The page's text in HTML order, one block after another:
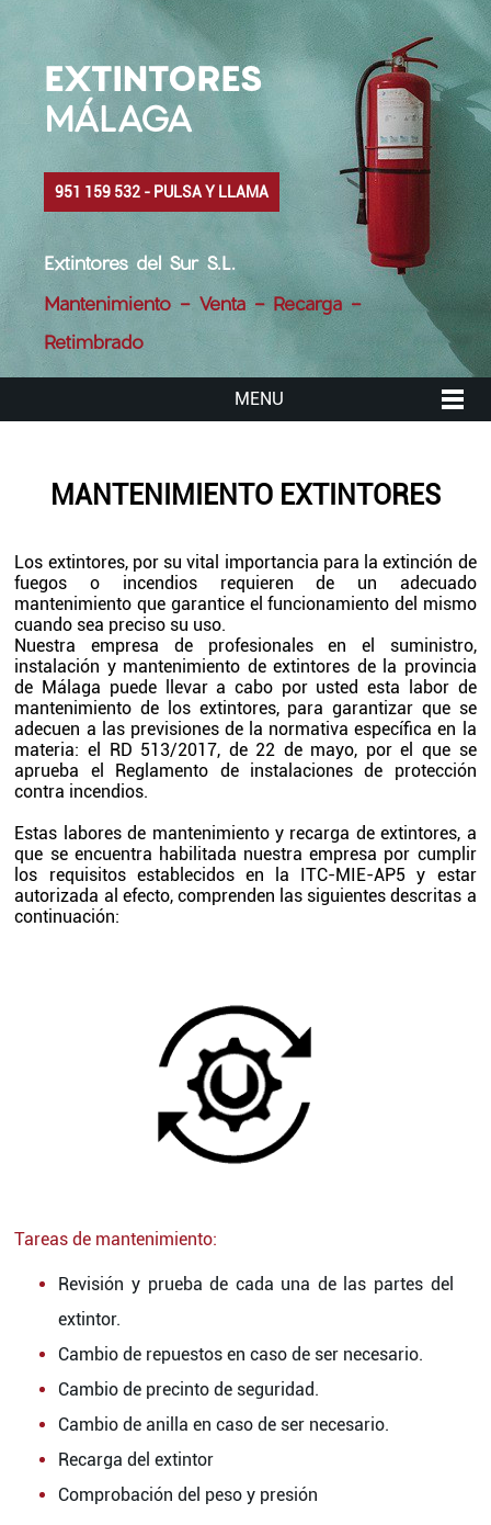
EXTINTORES
MÁLAGA
951 159 532 - PULSA Y LLAMA
Extintores del Sur S.L.
Mantenimiento - Venta - Recarga -
Retimbrado
MENU
MANTENIMIENTO EXTINTORES
Los extintores, por su vital importancia para la extinción de
fuegos o incendios requieren de un adecuado
mantenimiento que garantice el funcionamiento del mismo
cuando sea preciso su uso.
Nuestra empresa de profesionales en el suministro,
instalación y mantenimiento de extintores de la provincia
de Málaga puede llevar a cabo por usted esta labor de
mantenimiento de los extintores, para garantizar que se
adecuen a las previsiones de la normativa específica en la
materia: el RD 513/2017, de 22 de mayo, por el que se
aprueba el Reglamento de instalaciones de protección
contra incendios.
Estas labores de mantenimiento y recarga de extintores, a
que se encuentra habilitada nuestra empresa por cumplir
los requisitos establecidos en la ITC-MIE-AP5 y estar
autorizada al efecto, comprenden las siguientes descritas a
continuación:
Tareas de mantenimiento:
Revisión y prueba de cada una de las partes del
extintor.
Cambio de repuestos en caso de ser necesario.
Cambio de precinto de seguridad.
Cambio de anilla en caso de ser necesario.
Recarga del extintor
Comprobación del peso y presión